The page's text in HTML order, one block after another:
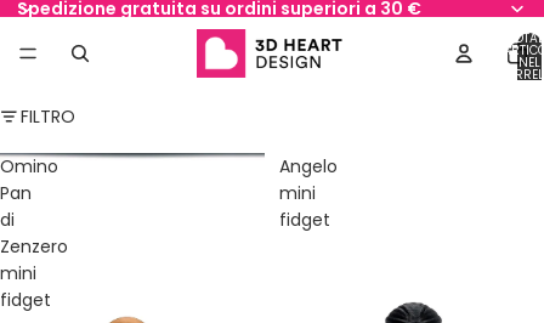
Spedizione gratuita su ordini superiori a 30 €
NEL
0
FILTRO
Omino
Pan
di
Zenzero
mini
fidget
Angelo
mini
fidget